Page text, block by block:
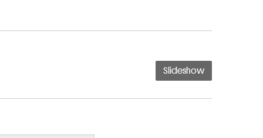
Slideshow